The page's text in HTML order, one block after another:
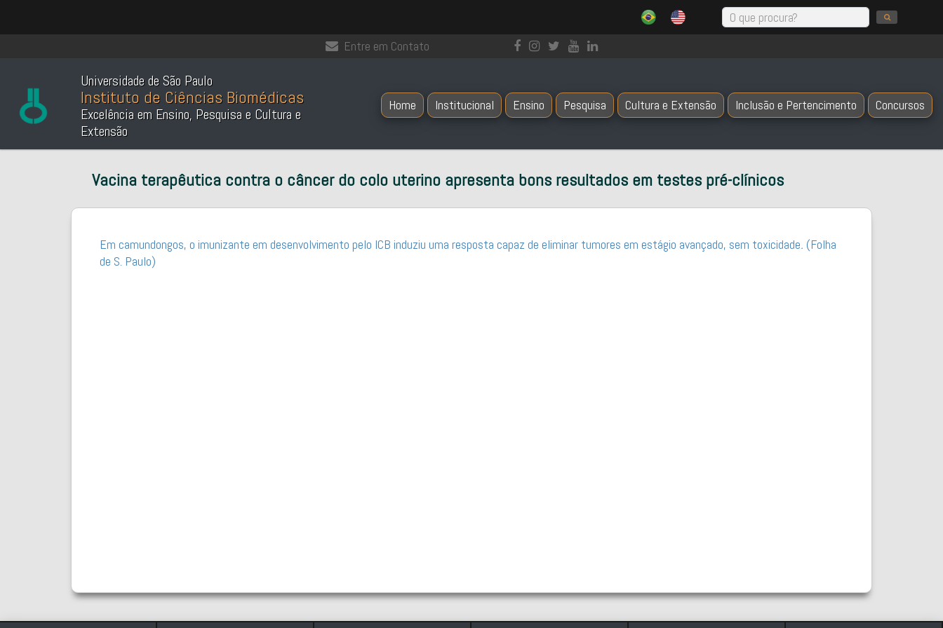
Entre em Contato
Universidade de São Paulo
Instituto de Ciências Biomédicas
Excelência em Ensino, Pesquisa e Cultura e
Extensão
Home Institucional Ensino Pesquisa Cultura e Extensão Inclusão e Pertencimento Concursos
Vacina terapêutica contra o câncer do colo uterino apresenta bons resultados em testes pré-clínicos
Em camundongos, o imunizante em desenvolvimento pelo ICB induziu uma resposta capaz de eliminar tumores em estágio avançado, sem toxicidade. (Folha
de S. Paulo)